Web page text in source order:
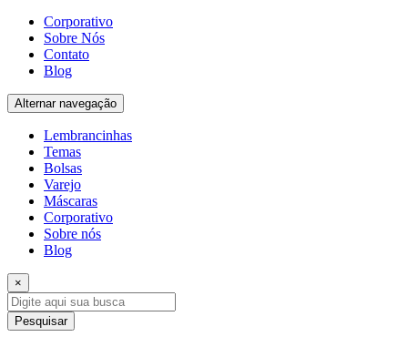
Corporativo
Sobre Nós
Contato
Blog
Alternar navegação
Lembrancinhas
Temas
Bolsas
Varejo
Máscaras
Corporativo
Sobre nós
Blog
×
Pesquisar